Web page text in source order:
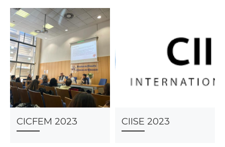
CICFEM 2023 CIISE 2023